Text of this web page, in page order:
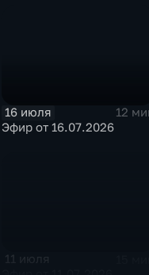
16 июля
12
Эфир от 16.07.2026
11 июля